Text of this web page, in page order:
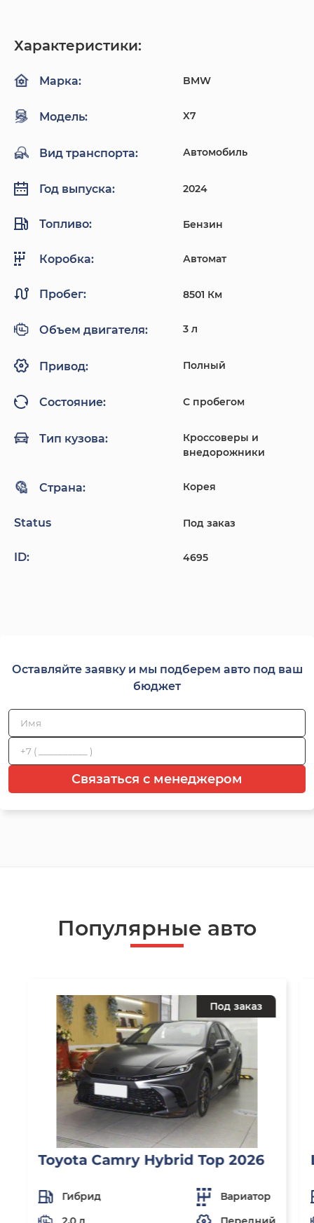
Характеристики:
Марка: BMW
Модель: X7
Вид транспорта: Автомобиль
Год выпуска: 2024
Топливо: Бензин
Коробка: Автомат
Пробег: 8501 Км
Объем двигателя: 3 л
Привод: Полный
Состояние: С пробегом
Тип кузова:
Кроссоверы и
внедорожники
Страна: Корея
Status Под заказ
ID: 4695
Оставляйте заявку и мы подберем авто под ваш
бюджет
Связаться с менеджером
Популярные авто
Под заказ
Toyota Camry Hybrid Top 2026
Гибрид
Вариатор